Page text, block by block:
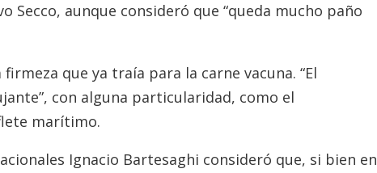
Secco, aunque consideró que “queda mucho paño
que ya traía para la carne vacuna. “El
con alguna particularidad, como el
marítimo.
Ignacio Bartesaghi consideró que, si bien en